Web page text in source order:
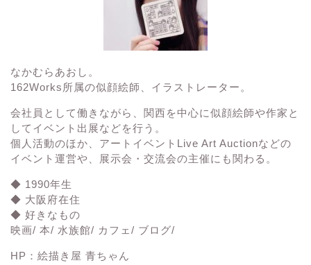
なかむらあおし。
162Works所属の似顔絵師、イラストレーター。
会社員として働きながら、関西を中心に似顔絵師や作家と
してイベント出展などを行う。
個人活動のほか、アートイベント Live Art Auctionなどの
イベント運営や、展示会・交流会の主催にも関わる。
◆ 1990年生
◆ 大阪府在住
◆ 好きなもの
映画/ 本/ 水族館/ カフェ/ ブログ/
HP： 絵描き屋 青ちゃん